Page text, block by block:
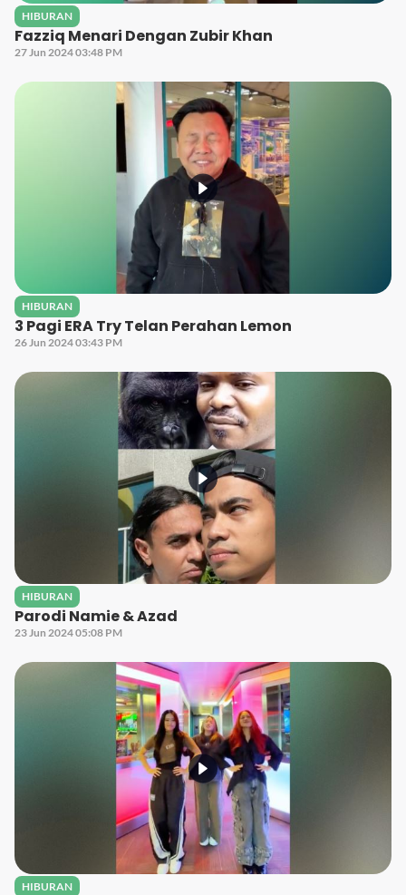
HIBURAN
Fazziq Menari Dengan Zubir Khan
27 Jun 2024 03:48 PM
HIBURAN
3 Pagi ERA Try Telan Perahan Lemon
26 Jun 2024 03:43 PM
HIBURAN
Parodi Namie & Azad
23 Jun 2024 05:08 PM
HIBURAN